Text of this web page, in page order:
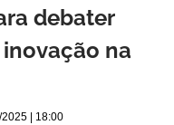
debater
na
| 18:00